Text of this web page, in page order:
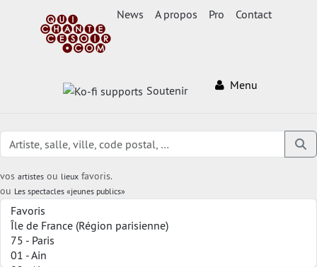
News A propos Pro Contact
Soutenir Menu
vos artistes ou lieux favoris.
ou Les spectacles «jeunes publics»